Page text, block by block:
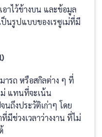
อาไว้ข้างบน และข้อมูล
ป็นรูปแบบของเรซูเม่ที่มี
ารถ หรือสกิลต่าง ๆ ที่
ม่ แทนที่จะเน้น
นถึงประวัติเก่าๆ โดย
มีช่วงเวลาว่างงาน ที่ไม่